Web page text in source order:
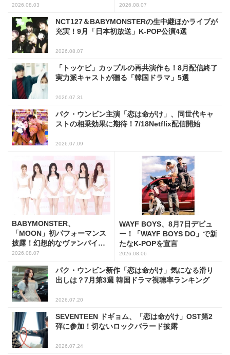
2026.08.03 2026.08.07
NCT127＆BABYMONSTERの生中継ほかライブが
充実！9月「日本初放送」K-POP公演4選
2026.08.07
「トッケビ」カップルの再共演作も！8月配信終了
実力派キャストが贈る「韓国ドラマ」5選
2026.07.31
パク・ウンビン主演「恋は命がけ」、同世代キャ
ストの相乗効果に期待！7/18Netflix配信開始
2026.07.09
BABYMONSTER、
「MOON」初パフォーマンス
披露！幻想的なヴァンパイア
の世界観を表現
2026.08.07
WAYF BOYS、8月7日デビュ
ー！「WAYF BOYS DO」で新
たなK-POPを宣言
2026.08.06
パク・ウンビン新作「恋は命がけ」気になる滑り
出しは？7月第3週 韓国ドラマ視聴率ランキング
2026.07.20
SEVENTEEN ドギョム、「恋は命がけ」OST第2
弾に参加！切ないロックバラード披露
2026.07.24